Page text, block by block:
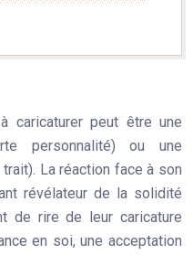
caricaturer peut être une
personnalité) ou une
La réaction face à son
révélateur de la solidité
de rire de leur caricature
en soi, une acceptation